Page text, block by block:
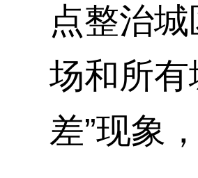
点整治
场和所
差”现象